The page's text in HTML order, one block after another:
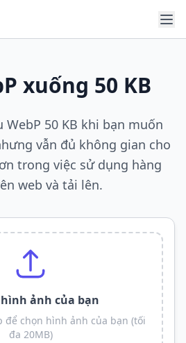
xuống 50 KB
50 KB khi bạn muốn
vẫn đủ không gian cho
trong việc sử dụng hàng
web và tải lên.
ảnh của bạn
để chọn hình ảnh của bạn (tối
đa 20MB)